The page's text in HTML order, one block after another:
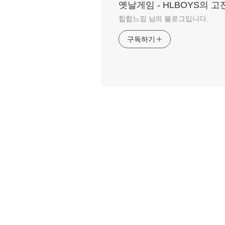
옛날게임 - HLBOYS의 고
힙합느낌 님의 블로그입니다.
구독하기